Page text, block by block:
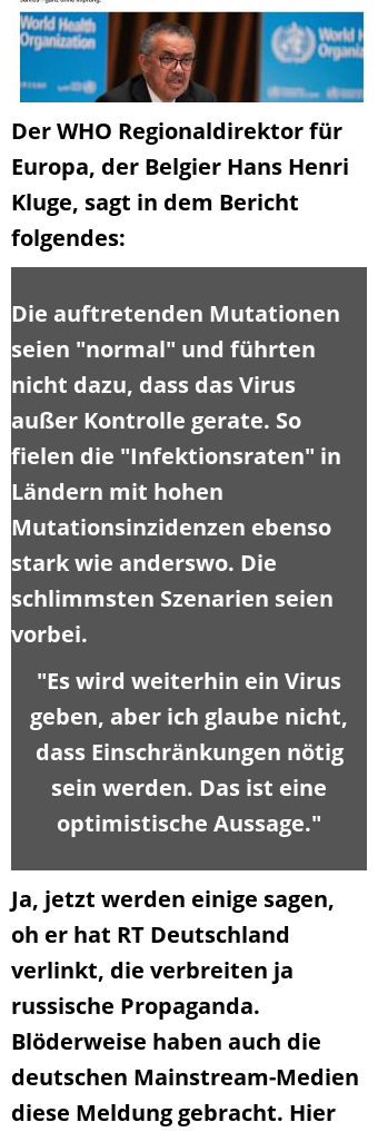
Der WHO Regionaldirektor für
Europa, der Belgier Hans Henri
Kluge, sagt in dem Bericht
folgendes:
Die auftretenden Mutationen
seien "normal" und führten
nicht dazu, dass das Virus
außer Kontrolle gerate. So
fielen die "Infektionsraten" in
Ländern mit hohen
Mutationsinzidenzen ebenso
stark wie anderswo. Die
schlimmsten Szenarien seien
vorbei.
"Es wird weiterhin ein Virus
geben, aber ich glaube nicht,
dass Einschränkungen nötig
sein werden. Das ist eine
optimistische Aussage."
Ja, jetzt werden einige sagen,
oh er hat RT Deutschland
verlinkt, die verbreiten ja
russische Propaganda.
Blöderweise haben auch die
deutschen Mainstream-Medien
diese Meldung gebracht. Hier